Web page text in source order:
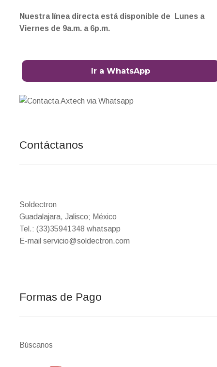
Nuestra línea directa está disponible de Lunes a
Viernes de 9a.m. a 6p.m.
Ir a WhatsApp
Contáctanos
Soldectron
Guadalajara, Jalisco; México
Tel.: (33)35941348 whatsapp
E-mail servicio@soldectron.com
Formas de Pago
Búscanos